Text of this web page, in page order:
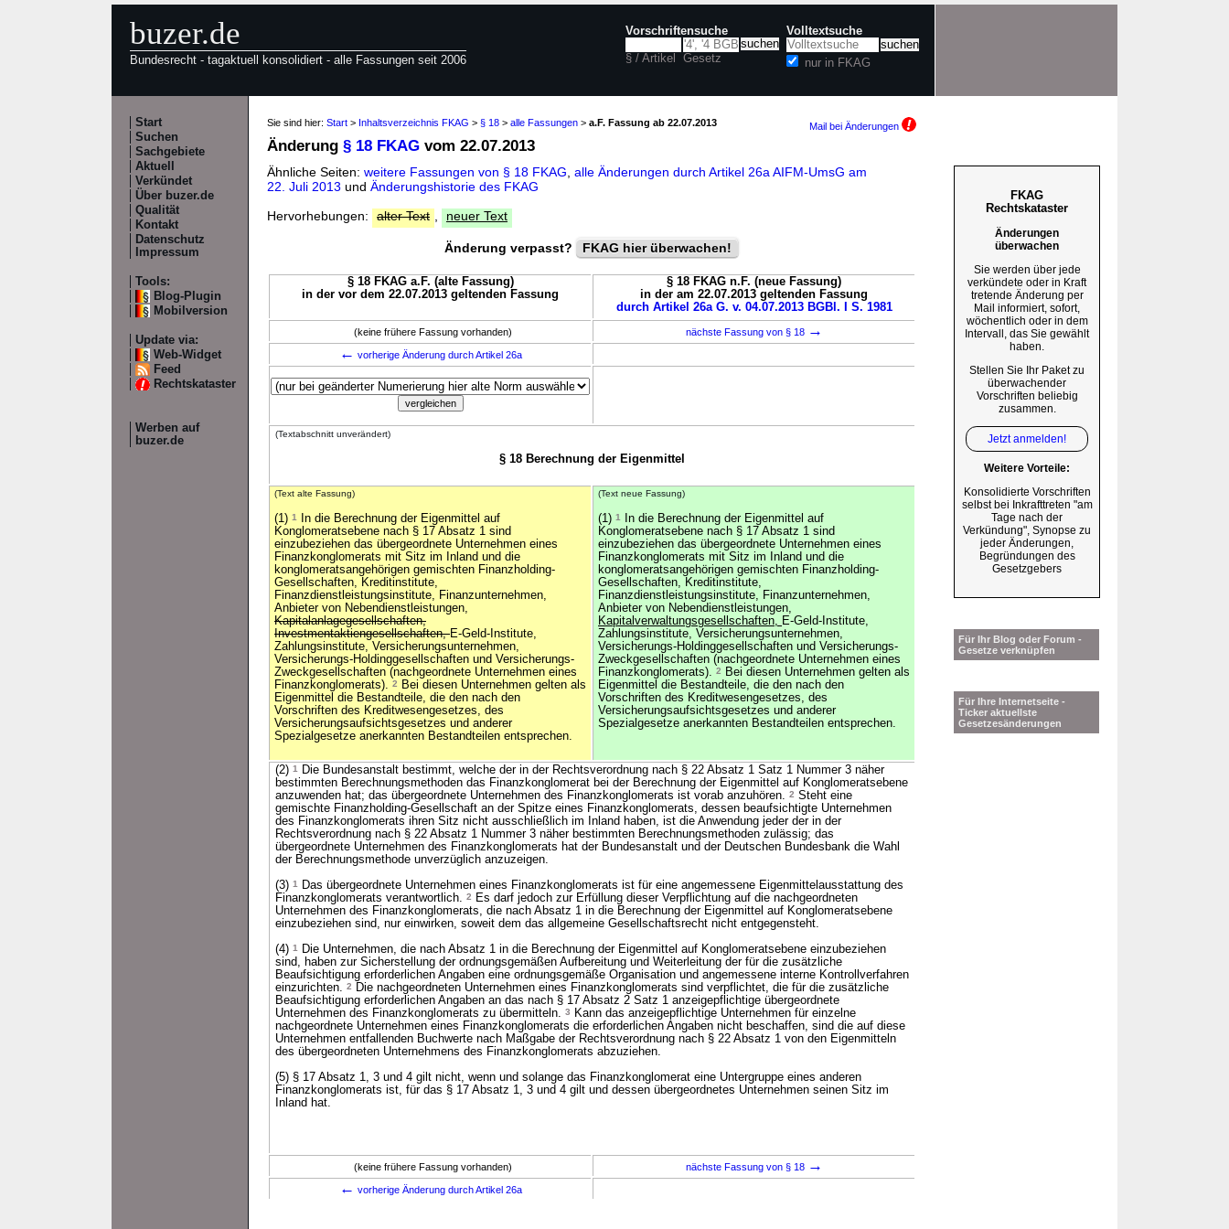
buzer.de
Bundesrecht - tagaktuell konsolidiert - alle Fassungen seit 2006
Vorschriftensuche
§ / Artikel Gesetz
Volltextsuche
nur in FKAG
Start
Suchen
Sachgebiete
Aktuell
Verkündet
Über buzer.de
Qualität
Kontakt
Datenschutz
Impressum
Tools:
Blog-Plugin
Mobilversion
Update via:
Web-Widget
Feed
Rechtskataster
Werben auf
buzer.de
Sie sind hier: Start > Inhaltsverzeichnis FKAG > § 18 > alle Fassungen > a.F. Fassung ab 22.07.2013 Mail bei Änderungen
Änderung § 18 FKAG vom 22.07.2013
Ähnliche Seiten: weitere Fassungen von § 18 FKAG alle Änderungen durch Artikel 26a AIFM-UmsG am
22. Juli 2013 und Änderungshistorie des FKAG
Hervorhebungen:
alter Text neuer Text
Änderung verpasst? FKAG hier überwachen!
§ 18 FKAG a.F. (alte Fassung)
in der vor dem 22.07.2013 geltenden Fassung
§ 18 FKAG n.F. (neue Fassung)
in der am 22.07.2013 geltenden Fassung
durch Artikel 26a G. v. 04.07.2013 BGBl. I S. 1981
(keine frühere Fassung vorhanden) nächste Fassung von § 18 →
← vorherige Änderung durch Artikel 26a
(Textabschnitt unverändert)
§ 18 Berechnung der Eigenmittel
(Text alte Fassung)
(1) 1
In die Berechnung der Eigenmittel auf
Konglomeratsebene nach § 17 Absatz 1 sind
einzubeziehen das übergeordnete Unternehmen eines
Finanzkonglomerats mit Sitz im Inland und die
konglomeratsangehörigen gemischten Finanzholding-
Gesellschaften, Kreditinstitute,
Finanzdienstleistungsinstitute, Finanzunternehmen,
Anbieter von Nebendienstleistungen,
Kapitalanlagegesellschaften,
Investmentaktiengesellschaften,E-Geld-Institute,
Zahlungsinstitute, Versicherungsunternehmen,
Versicherungs-Holdinggesellschaften und Versicherungs-
Zweckgesellschaften (nachgeordnete Unternehmen eines
Finanzkonglomerats). 2
Bei diesen Unternehmen gelten als
Eigenmittel die Bestandteile, die den nach den
Vorschriften des Kreditwesengesetzes, des
Versicherungsaufsichtsgesetzes und anderer
Spezialgesetze anerkannten Bestandteilen entsprechen.
(Text neue Fassung)
(1) 1
In die Berechnung der Eigenmittel auf
Konglomeratsebene nach § 17 Absatz 1 sind
einzubeziehen das übergeordnete Unternehmen eines
Finanzkonglomerats mit Sitz im Inland und die
konglomeratsangehörigen gemischten Finanzholding-
Gesellschaften, Kreditinstitute,
Finanzdienstleistungsinstitute, Finanzunternehmen,
Anbieter von Nebendienstleistungen,
Kapitalverwaltungsgesellschaften, E-Geld-Institute,
Zahlungsinstitute, Versicherungsunternehmen,
Versicherungs-Holdinggesellschaften und Versicherungs-
Zweckgesellschaften (nachgeordnete Unternehmen eines
Finanzkonglomerats). 2
Bei diesen Unternehmen gelten als
Eigenmittel die Bestandteile, die den nach den
Vorschriften des Kreditwesengesetzes, des
Versicherungsaufsichtsgesetzes und anderer
Spezialgesetze anerkannten Bestandteilen entsprechen.
(2) 1
Die Bundesanstalt bestimmt, welche der in der Rechtsverordnung nach § 22 Absatz 1 Satz 1 Nummer 3 näher
bestimmten Berechnungsmethoden das Finanzkonglomerat bei der Berechnung der Eigenmittel auf Konglomeratsebene
anzuwenden hat; das übergeordnete Unternehmen des Finanzkonglomerats ist vorab anzuhören. 2 Steht eine
gemischte Finanzholding-Gesellschaft an der Spitze eines Finanzkonglomerats, dessen beaufsichtigte Unternehmen
des Finanzkonglomerats ihren Sitz nicht ausschließlich im Inland haben, ist die Anwendung jeder der in der
Rechtsverordnung nach § 22 Absatz 1 Nummer 3 näher bestimmten Berechnungsmethoden zulässig; das
übergeordnete Unternehmen des Finanzkonglomerats hat der Bundesanstalt und der Deutschen Bundesbank die Wahl
der Berechnungsmethode unverzüglich anzuzeigen.
(3) 1
Das übergeordnete Unternehmen eines Finanzkonglomerats ist für eine angemessene Eigenmittelausstattung des
Finanzkonglomerats verantwortlich. 2
Es darf jedoch zur Erfüllung dieser Verpflichtung auf die nachgeordneten
Unternehmen des Finanzkonglomerats, die nach Absatz 1 in die Berechnung der Eigenmittel auf Konglomeratsebene
einzubeziehen sind, nur einwirken, soweit dem das allgemeine Gesellschaftsrecht nicht entgegensteht.
(4) 1
Die Unternehmen, die nach Absatz 1 in die Berechnung der Eigenmittel auf Konglomeratsebene einzubeziehen
sind, haben zur Sicherstellung der ordnungsgemäßen Aufbereitung und Weiterleitung der für die zusätzliche
Beaufsichtigung erforderlichen Angaben eine ordnungsgemäße Organisation und angemessene interne Kontrollverfahren
einzurichten. 2
Die nachgeordneten Unternehmen eines Finanzkonglomerats sind verpflichtet, die für die zusätzliche
Beaufsichtigung erforderlichen Angaben an das nach § 17 Absatz 2 Satz 1 anzeigepflichtige übergeordnete
Unternehmen des Finanzkonglomerats zu übermitteln. 3
Kann das anzeigepflichtige Unternehmen für einzelne
nachgeordnete Unternehmen eines Finanzkonglomerats die erforderlichen Angaben nicht beschaffen, sind die auf diese
Unternehmen entfallenden Buchwerte nach Maßgabe der Rechtsverordnung nach § 22 Absatz 1 von den Eigenmitteln
des übergeordneten Unternehmens des Finanzkonglomerats abzuziehen.
(5) § 17 Absatz 1, 3 und 4 gilt nicht, wenn und solange das Finanzkonglomerat eine Untergruppe eines anderen
Finanzkonglomerats ist, für das § 17 Absatz 1, 3 und 4 gilt und dessen übergeordnetes Unternehmen seinen Sitz im
Inland hat.
(keine frühere Fassung vorhanden) nächste Fassung von § 18 →
← vorherige Änderung durch Artikel 26a
FKAG
Rechtskataster
Änderungen
überwachen
Sie werden über jede
verkündete oder in Kraft
tretende Änderung per
Mail informiert, sofort,
wöchentlich oder in dem
Intervall, das Sie gewählt
haben.
Stellen Sie Ihr Paket zu
überwachender
Vorschriften beliebig
zusammen.
Jetzt anmelden!
Weitere Vorteile:
Konsolidierte Vorschriften
selbst bei Inkrafttreten "am
Tage nach der
Verkündung", Synopse zu
jeder Änderungen,
Begründungen des
Gesetzgebers
Für Ihr Blog oder Forum -
Gesetze verknüpfen
Für Ihre Internetseite -
Ticker aktuellste
Gesetzesänderungen